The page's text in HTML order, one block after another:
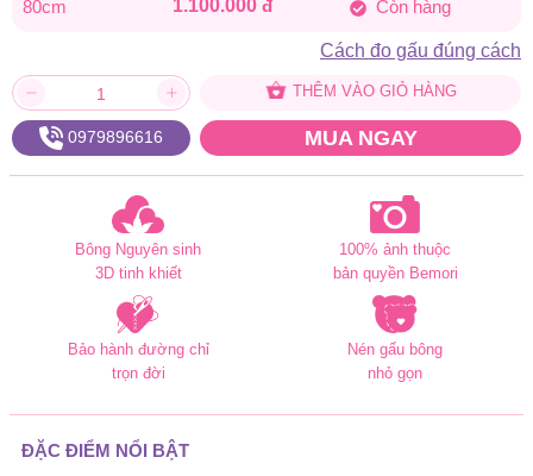
1.100.000 đ
80cm
1.100.000 đ Còn hàng
Cách đo gấu đúng cách
THÊM VÀO GIỎ HÀNG
0979896616 MUA NGAY
Bông Nguyên sinh
3D tinh khiết
100% ảnh thuộc
bản quyền Bemori
Bảo hành đường chỉ
trọn đời
Nén gấu bông
nhỏ gọn
ĐẶC ĐIỂM NỔI BẬT